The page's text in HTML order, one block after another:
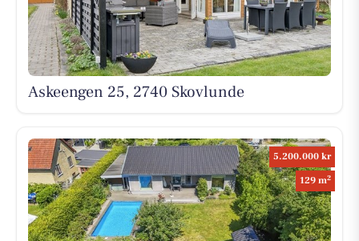
Askeengen 25, 2740 Skovlunde
5.200.000 kr
129 m2